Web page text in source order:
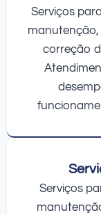
Serviços
manutenção,
correção
Serviços